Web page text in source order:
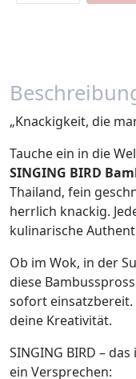
„Knackigkeit, die
Tauche ein in die
SINGING BIRD
Thailand, fein
herrlich knackig.
kulinarische
Ob im Wok, in der
diese
sofort
deine Kreativität.
SINGING BIRD –
ein Versprechen: